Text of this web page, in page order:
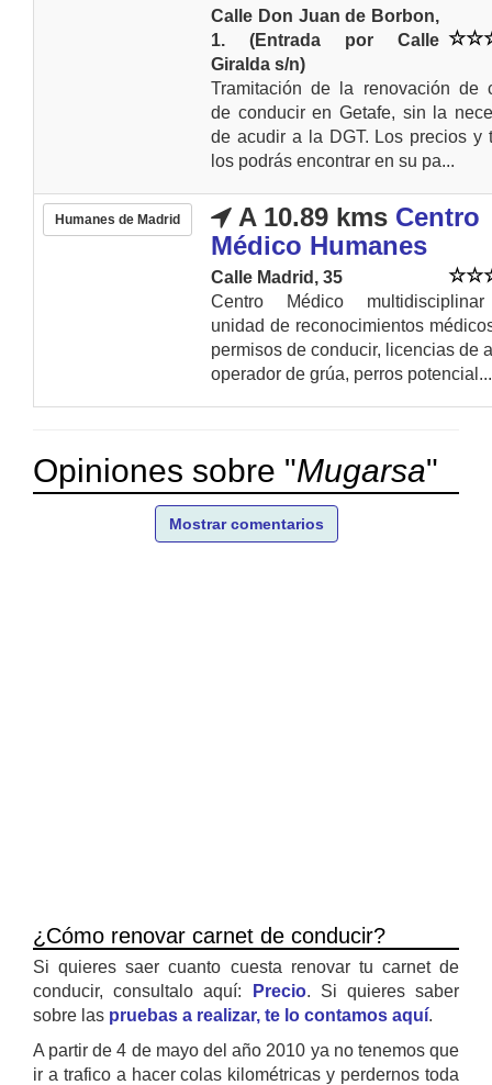
Calle Don Juan de Borbon,
1. (Entrada por Calle
Giralda s/n)
Tramitación de la renovación de
de conducir en Getafe, sin la
de acudir a la DGT. Los precios y
los podrás encontrar en su pa...
Humanes de Madrid A 10.89 kms Centro
Médico Humanes
Calle Madrid, 35
Centro Médico
unidad de reconocimientos
permisos de conducir, licencias de
operador de grúa, perros potencial...
Opiniones sobre "Mugarsa"
Mostrar comentarios
¿Cómo renovar carnet de conducir?
Si quieres saer cuanto cuesta renovar tu carnet de
conducir, consultalo aquí:
Precio. Si quieres saber
sobre las pruebas a realizar, te lo contamos aquí.
A partir de 4 de mayo del año 2010 ya no tenemos que
ir a trafico a hacer colas kilométricas y perdernos toda